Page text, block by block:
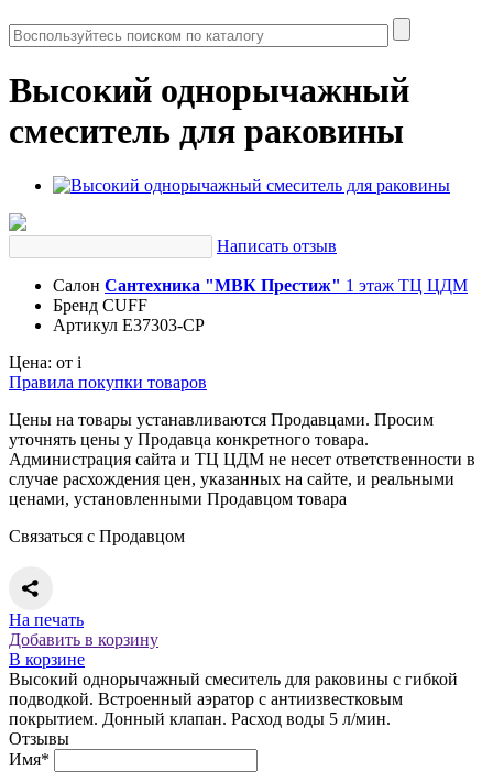
Высокий однорычажный
смеситель для раковины
Написать отзыв
Салон Сантехника "МВК Престиж" 1 этаж ТЦ ЦДМ
Бренд CUFF
Артикул E37303-CP
Цена: от i
Правила покупки товаров
Цены на товары устанавливаются Продавцами. Просим
уточнять цены у Продавца конкретного товара.
Администрация сайта и ТЦ ЦДМ не несет ответственности в
случае расхождения цен, указанных на сайте, и реальными
ценами, установленными Продавцом товара
Связаться с Продавцом
На печать
Добавить в корзину
В корзине
Высокий однорычажный смеситель для раковины с гибкой
подводкой. Встроенный аэратор с антиизвестковым
покрытием. Донный клапан. Расход воды 5 л/мин.
Отзывы
Имя*